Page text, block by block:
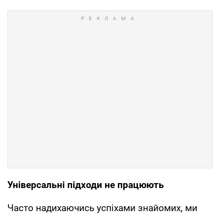
Універсальні підходи не працюють
Часто надихаючись успіхами знайомих, ми